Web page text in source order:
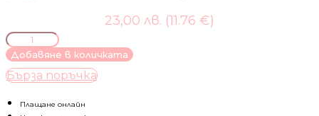
23,00 лв. (11.76 €)
количество
за
СУШИЛНИК
С
И
Добавяне в количката
Бърза поръчка
Плащане онлайн